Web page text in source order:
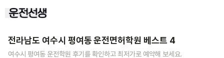
전라남도 여수시 평여동운전면허학원 베스트 4
여수시 평여동 운전학원 후기를 확인하고 최저가로 예약해 보세요.